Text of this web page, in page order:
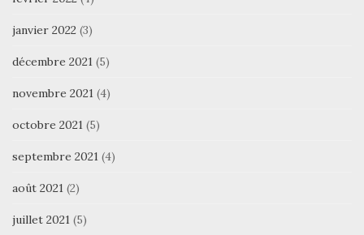
janvier 2022 (3)
décembre 2021 (5)
novembre 2021 (4)
octobre 2021 (5)
septembre 2021 (4)
août 2021 (2)
juillet 2021 (5)